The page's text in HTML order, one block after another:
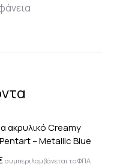
ακρυλικό Creamy
– Metallic Blue
συμπεριλαμβάνεται το ΦΠΑ